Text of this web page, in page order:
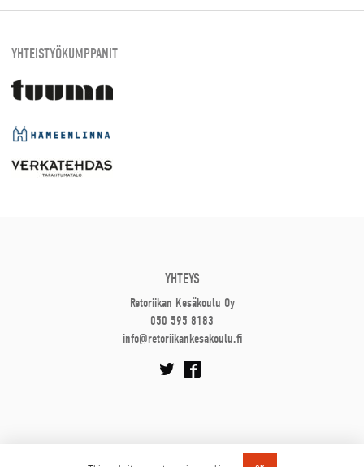
YHTEISTYÖKUMPPANIT
YHTEYS
Retoriikan Kesäkoulu Oy
050 595 8183
info@retoriikankesakoulu.fi